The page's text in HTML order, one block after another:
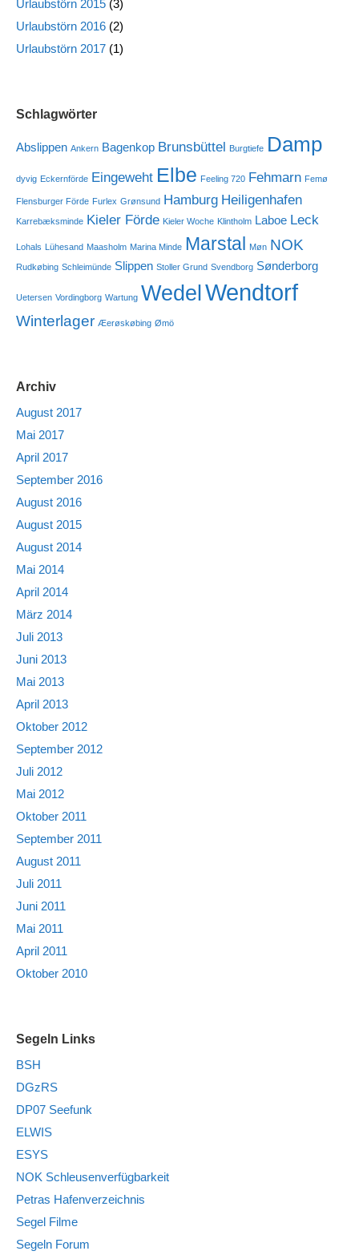
Urlaubstörn 2015 (3)
Urlaubstörn 2016 (2)
Urlaubstörn 2017 (1)
Schlagwörter
Abslippen Ankern Bagenkop Brunsbüttel Burgtiefe Damp
dyvig Eckernförde Eingeweht Elbe Feeling 720 Fehmarn Femø
Flensburger Förde Furlex Grønsund Hamburg Heiligenhafen
Karrebæksminde Kieler Förde Kieler Woche Klintholm Laboe Leck
Lohals Lühesand Maasholm Marina Minde Marstal Møn NOK
Rudkøbing Schleimünde Slippen Stoller Grund Svendborg Sønderborg
Uetersen Vordingborg Wartung Wedel Wendtorf
Winterlager Æerøskøbing Ømö
Archiv
August 2017
Mai 2017
April 2017
September 2016
August 2016
August 2015
August 2014
Mai 2014
April 2014
März 2014
Juli 2013
Juni 2013
Mai 2013
April 2013
Oktober 2012
September 2012
Juli 2012
Mai 2012
Oktober 2011
September 2011
August 2011
Juli 2011
Juni 2011
Mai 2011
April 2011
Oktober 2010
Segeln Links
BSH
DGzRS
DP07 Seefunk
ELWIS
ESYS
NOK Schleusenverfügbarkeit
Petras Hafenverzeichnis
Segel Filme
Segeln Forum